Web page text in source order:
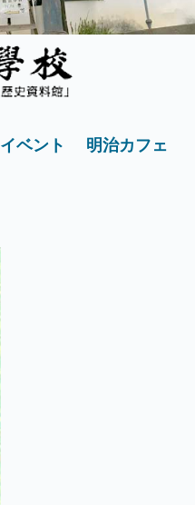
イベント 明治カフェ